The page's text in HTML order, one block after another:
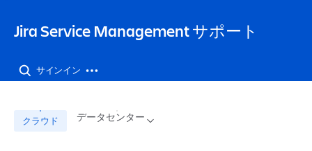
Jira Service Management サポート
サインイン
クラウド データセンター